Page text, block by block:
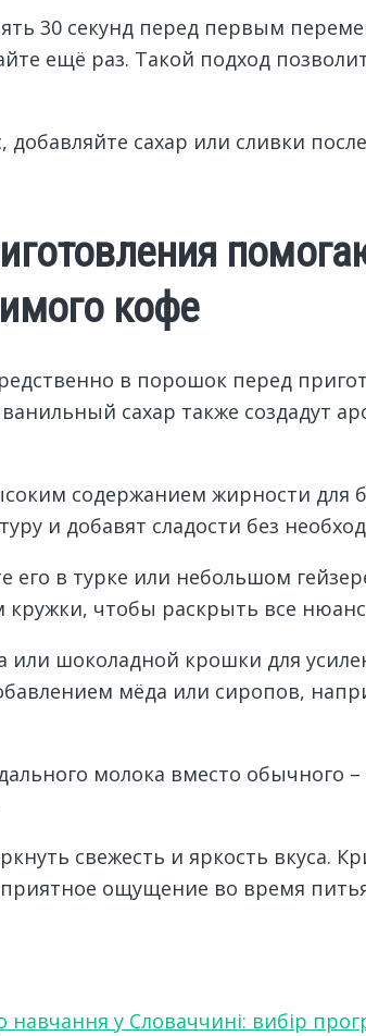
30 секунд перед первым
ещё раз. Такой подход
сахар или сливки
кофе
в порошок перед
сахар также создадут
содержанием жирности для
и добавят сладости без
в турке или небольшом
кружки, чтобы раскрыть все
шоколадной крошки для
мёда или сиропов,
молока вместо обычного
свежесть и яркость вкуса.
ощущение во время
навчання у Словаччині: вибір